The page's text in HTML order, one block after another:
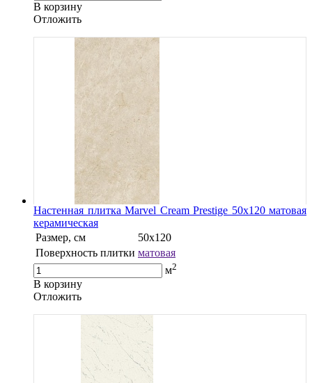
В корзину
Oтложить
Настенная плитка Marvel Cream Prestige 50x120 матовая
керамическая
Размер, см
50x120
Поверхность плитки матовая
м2
В корзину
Oтложить